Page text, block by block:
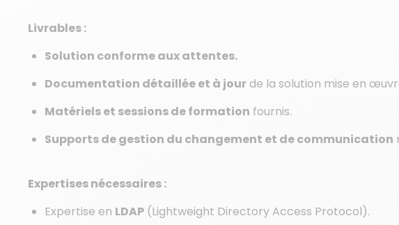
Livrables :
Solution conforme aux attentes.
Documentation détaillée et à jour de la solution mise en
Matériels et sessions de formation fournis.
Supports de gestion du changement et de communication
Expertises nécessaires :
Expertise en LDAP (Lightweight Directory Access Protocol).